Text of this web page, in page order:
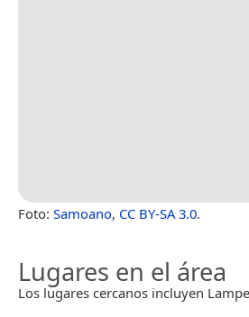
Foto: Samoano, CC BY-SA 3.0.
Lugares en el área
Los lugares cercanos incluyen